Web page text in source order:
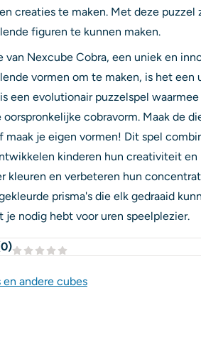
creaties te maken. Met deze
figuren te kunnen maken.
van Nexcube Cobra, een uniek en
vormen om te maken, is het een
een evolutionair puzzelspel
oorspronkelijke cobravorm. Maak de
maak je eigen vormen! Dit spel
kinderen hun creativiteit en
kleuren en verbeteren hun
prisma's die elk gedraaid
je nodig hebt voor uren speelplezier.
0)
en andere cubes